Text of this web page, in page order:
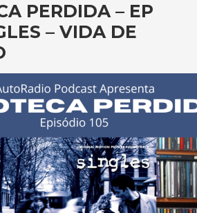
PERDIDA – EP
– VIDA DE